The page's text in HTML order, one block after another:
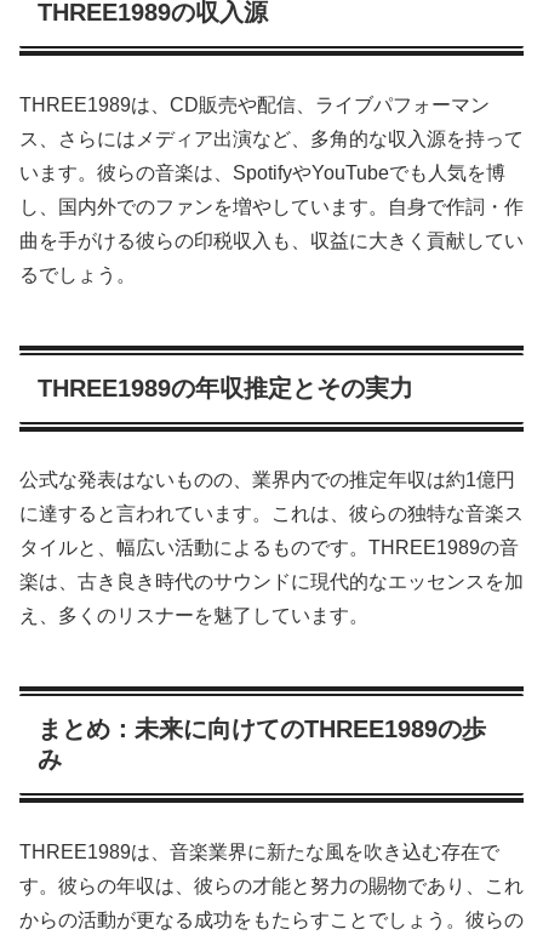
THREE1989の収入源
THREE1989は、CD販売や配信、ライブパフォーマン
ス、さらにはメディア出演など、多角的な収入源を持って
います。彼らの音楽は、SpotifyやYouTubeでも人気を博
し、国内外でのファンを増やしています。自身で作詞・作
曲を手がける彼らの印税収入も、収益に大きく貢献してい
るでしょう。
THREE1989の年収推定とその実力
公式な発表はないものの、業界内での推定年収は約1億円
に達すると言われています。これは、彼らの独特な音楽ス
タイルと、幅広い活動によるものです。THREE1989の音
楽は、古き良き時代のサウンドに現代的なエッセンスを加
え、多くのリスナーを魅了しています。
まとめ：未来に向けてのTHREE1989の歩
み
THREE1989は、音楽業界に新たな風を吹き込む存在で
す。彼らの年収は、彼らの才能と努力の賜物であり、これ
からの活動が更なる成功をもたらすことでしょう。彼らの